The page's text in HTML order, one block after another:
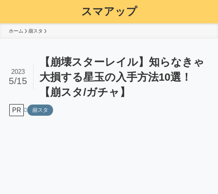
スマアップ
ホーム 崩スタ
【崩壊スターレイル】知らなきゃ
大損する星玉の入手方法10選！
【崩スタ/ガチャ】
2023
5/15
PR 崩スタ